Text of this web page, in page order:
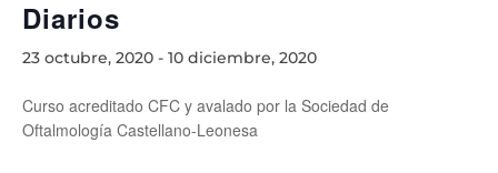
Diarios
23 octubre, 2020 - 10 diciembre, 2020
Curso acreditado CFC y avalado por la Sociedad de
Oftalmología Castellano-Leonesa